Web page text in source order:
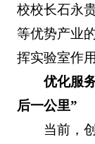
校校长石永
等优势产业
挥实验室作
优化服
后一公里”
当前，